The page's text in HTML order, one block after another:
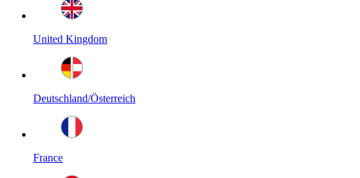
United Kingdom
Deutschland/Österreich
France